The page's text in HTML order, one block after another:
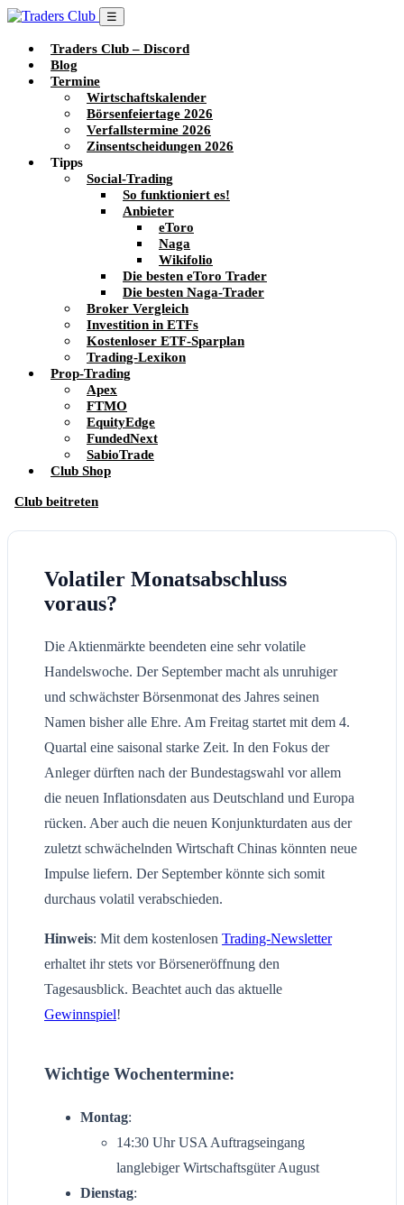
☰
Traders Club – Discord
Blog
Termine
Wirtschaftskalender
Börsenfeiertage 2026
Verfallstermine 2026
Zinsentscheidungen 2026
Tipps
Social-Trading
So funktioniert es!
Anbieter
eToro
Naga
Wikifolio
Die besten eToro Trader
Die besten Naga-Trader
Broker Vergleich
Investition in ETFs
Kostenloser ETF-Sparplan
Trading-Lexikon
Prop-Trading
Apex
FTMO
EquityEdge
FundedNext
SabioTrade
Club Shop
Club beitreten
Volatiler Monatsabschluss
voraus?
Die Aktienmärkte beendeten eine sehr volatile
Handelswoche. Der September macht als unruhiger
und schwächster Börsenmonat des Jahres seinen
Namen bisher alle Ehre. Am Freitag startet mit dem 4.
Quartal eine saisonal starke Zeit. In den Fokus der
Anleger dürften nach der Bundestagswahl vor allem
die neuen Inflationsdaten aus Deutschland und Europa
rücken. Aber auch die neuen Konjunkturdaten aus der
zuletzt schwächelnden Wirtschaft Chinas könnten neue
Impulse liefern. Der September könnte sich somit
durchaus volatil verabschieden.
Hinweis: Mit dem kostenlosen Trading-Newsletter
erhaltet ihr stets vor Börseneröffnung den
Tagesausblick. Beachtet auch das aktuelle
Gewinnspiel!
Wichtige Wochentermine:
Montag:
14:30 Uhr USA Auftragseingang
langlebiger Wirtschaftsgüter August
Dienstag: